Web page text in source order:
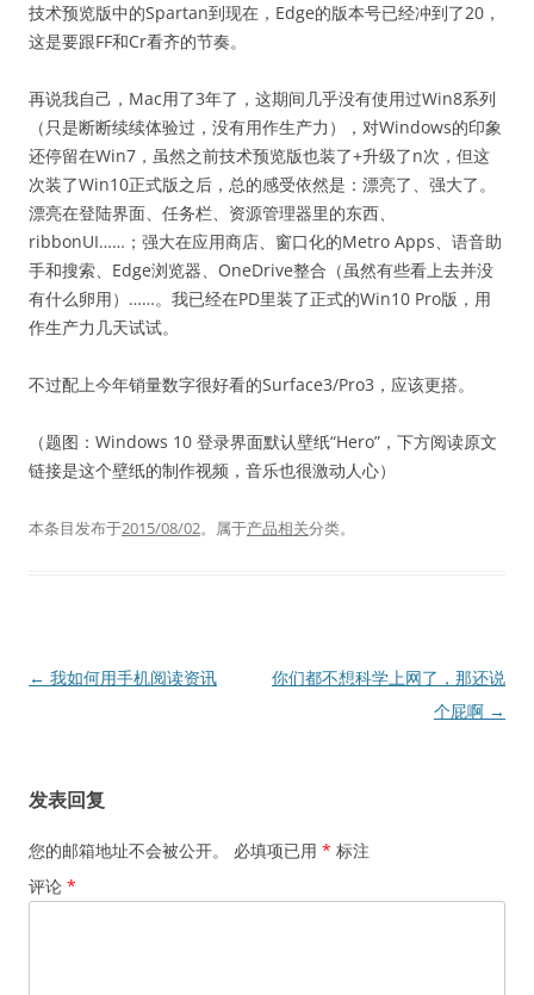
技术预览版中的Spartan到现在，Edge的版本号已经冲到了20，
这是要跟FF和Cr看齐的节奏。
再说我自己，Mac用了3年了，这期间几乎没有使用过Win8系列
（只是断断续续体验过，没有用作生产力），对Windows的印象
还停留在Win7，虽然之前技术预览版也装了+升级了n次，但这
次装了Win10正式版之后，总的感受依然是：漂亮了、强大了。
漂亮在登陆界面、任务栏、资源管理器里的东西、
ribbonUI……；强大在应用商店、窗口化的Metro Apps、语音助
手和搜索、Edge浏览器、OneDrive整合（虽然有些看上去并没
有什么卵用）……。我已经在PD里装了正式的Win10 Pro版，用
作生产力几天试试。
不过配上今年销量数字很好看的Surface3/Pro3，应该更搭。
（题图：Windows 10 登录界面默认壁纸“Hero”，下方阅读原文
链接是这个壁纸的制作视频，音乐也很激动人心）
本条目发布于2015/08/02。属于产品相关分类。
文
← 我如何用手机阅读资讯
你们都不想科学上网了，那还说
个屁啊 →
发表回复
您的邮箱地址不会被公开。 必填项已用 * 标注
评论 *